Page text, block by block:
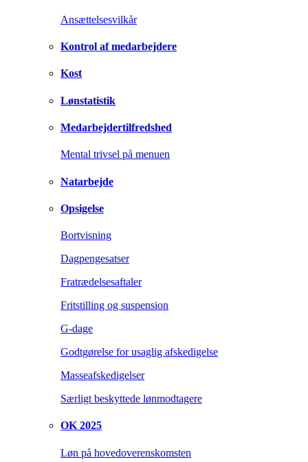
Ansættelsesvilkår
Kontrol af medarbejdere
Kost
Lønstatistik
Medarbejdertilfredshed
Mental trivsel på menuen
Natarbejde
Opsigelse
Bortvisning
Dagpengesatser
Fratrædelsesaftaler
Fritstilling og suspension
G-dage
Godtgørelse for usaglig afskedigelse
Masseafskedigelser
Særligt beskyttede lønmodtagere
OK 2025
Løn på hovedoverenskomsten